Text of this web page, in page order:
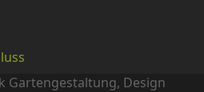
Gartengestaltung, Design